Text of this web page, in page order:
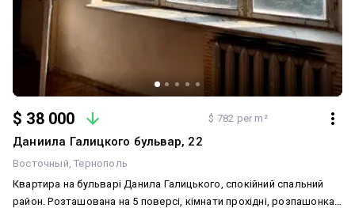
$ 38 000 $ 782 per m²
Даниила Галицкого бульвар, 22
Восточный Тернополь
Квартира на бульварі Данила Галицького, спокійний спальний
район. Розташована на 5 поверсі, кімнати прохідні, розпашонка,